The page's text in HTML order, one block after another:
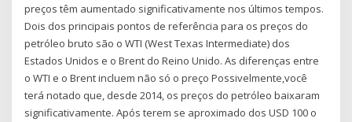
preços têm aumentado significativamente nos últimos tempos.
Dois dos principais pontos de referência para os preços do
petróleo bruto são o WTI (West Texas Intermediate) dos
Estados Unidos e o Brent do Reino Unido. As diferenças entre
o WTI e o Brent incluem não só o preço Possivelmente,você
terá notado que, desde 2014, os preços do petróleo baixaram
significativamente. Após terem se aproximado dos USD 100 o